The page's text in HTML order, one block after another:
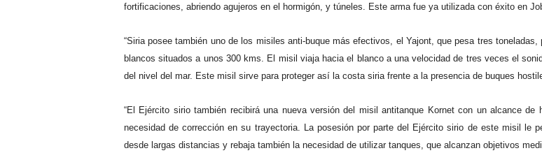
fortificaciones, abriendo agujeros en el hormigón, y túneles. Este arma fue ya utilizada con éxito en
“Siria posee también uno de los misiles anti-buque más efectivos, el Yajont, que pesa tres
blancos situados a unos 300 kms. El misil viaja hacia el blanco a una velocidad de tres veces el
del nivel del mar. Este misil sirve para proteger así la costa siria frente a la presencia de buques
“El Ejército sirio también recibirá una nueva versión del misil antitanque Kornet con un alcance
necesidad de corrección en su trayectoria. La posesión por parte del Ejército sirio de este misil le
desde largas distancias y rebaja también la necesidad de utilizar tanques, que alcanzan objetivos